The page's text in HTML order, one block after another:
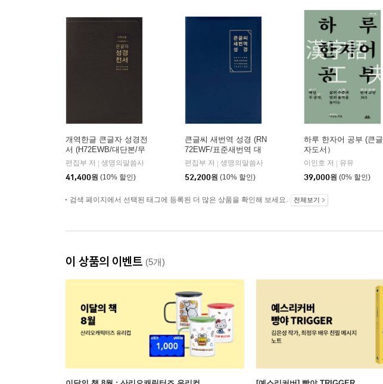
개역한글 큰글자 성경전
서 (H72EWB/대단본/무
지퍼/PU/반달 색인/해설
없음/각주 없음/다크브
라운)
편집부 저
생명의말씀사
41,400원 (10% 할인)
큰글씨 새번역 성경 (RN
72EWF/표준새번역 대
단본/무지퍼/PU/반달 색
인/주석 없음/뉴다크네
이비)
편집부 저
생명의말씀사
52,200원 (10% 할인)
하루 한자어 공부 (큰글
자도서）
이인호 저
유유
39,000원 (0% 할인)
검색 페이지에서 선택된 태그에 등록된 더 많은 상품을 확인해 보세요. 전체보기
이 상품의 이벤트 (5개)